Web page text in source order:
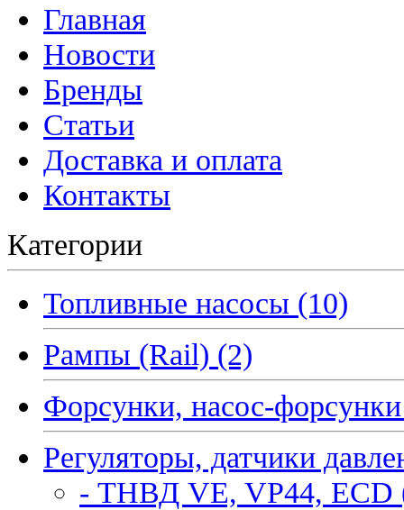
Главная
Новости
Бренды
Статьи
Доставка и оплата
Контакты
Категории
Топливные насосы (10)
Рампы (Rail) (2)
Форсунки, насос-
Регуляторы, датчики
- ТНВД VE, VP44, ECD